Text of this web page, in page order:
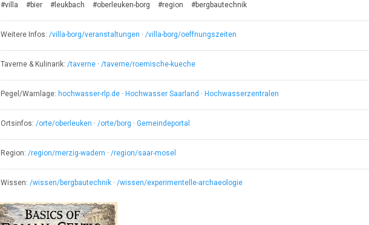
#villa #bier #leukbach #oberleuken-borg #region #bergbautechnik
Weitere Infos: /villa-borg/veranstaltungen · /villa-borg/oeffnungszeiten
Taverne & Kulinarik: /taverne · /taverne/roemische-kueche
Pegel/Warnlage: hochwasser-rlp.de · Hochwasser Saarland · Hochwasserzentralen
Ortsinfos: /orte/oberleuken · /orte/borg · Gemeindeportal
Region: /region/merzig-wadern · /region/saar-mosel
Wissen: /wissen/bergbautechnik · /wissen/experimentelle-archaeologie